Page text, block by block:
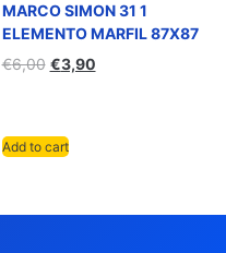
MARCO SIMON 31 1
ELEMENTO MARFIL 87X87
€6,00 €3,90
Add to cart